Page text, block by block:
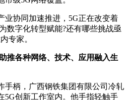
业协同加速推进，5G正在改变着
数字化转型赋能?还有哪些挑战亟
专家。
推各种网络、技术、应用融入生
手柄，广西钢铁集团有限公司冷轧
5G创新工作室内。他手指轻触手